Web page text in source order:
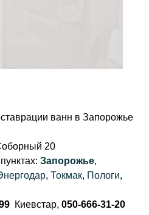
ванн в Запорожье
20
Запорожье,
, Токмак, Пологи,
Киевстар, 050-666-31-20